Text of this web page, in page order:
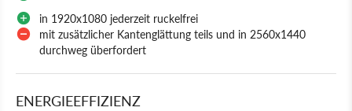
in 1920x1080 jederzeit ruckelfrei
mit zusätzlicher Kantenglättung teils und in 2560x1440
durchweg überfordert
ENERGIEEFFIZIENZ